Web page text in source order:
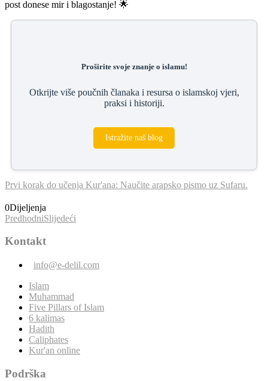
post donese mir i blagostanje! 🌟
Proširite svoje znanje o islamu!
Otkrijte više poučnih članaka i resursa o islamskoj vjeri,
praksi i historiji.
Istražite naš blog
Prvi korak do učenja Kur'ana: Naučite arapsko pismo uz Sufaru.
0Dijeljenja
PredhodniSlijedeći
Kontakt
info@e-delil.com
Islam
Muhammad
Five Pillars of Islam
6 kalimas
Hadith
Caliphates
Kur'an online
Podrška